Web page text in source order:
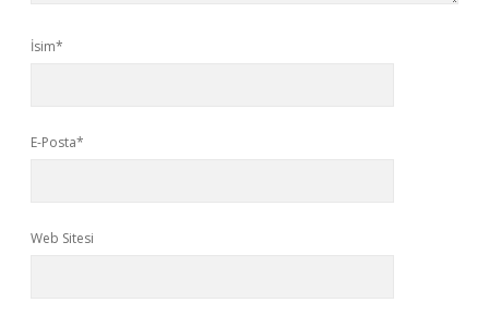
İsim*
E-Posta*
Web Sitesi